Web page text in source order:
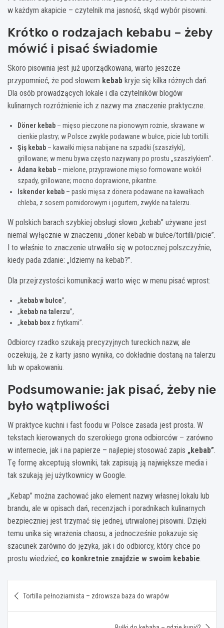
w każdym akapicie – czytelnik ma jasność, skąd wybór pisowni.
Krótko o rodzajach kebabu – żeby
mówić i pisać świadomie
Skoro pisownia jest już uporządkowana, warto jeszcze
przypomnieć, że pod słowem kebab kryje się kilka różnych dań.
Dla osób prowadzących lokale i dla czytelników blogów
kulinarnych rozróżnienie ich z nazwy ma znaczenie praktyczne.
Döner kebab – mięso pieczone na pionowym rożnie, skrawane w
cienkie plastry; w Polsce zwykle podawane w bułce, picie lub tortilli.
Şiş kebab – kawałki mięsa nabijane na szpadki (szaszłyki),
grillowane; w menu bywa często nazywany po prostu „szaszłykiem”.
Adana kebab – mielone, przyprawione mięso formowane wokół
szpady, grillowane; mocno doprawione, pikantne.
Iskender kebab – paski mięsa z dönera podawane na kawałkach
chleba, z sosem pomidorowym i jogurtem, zwykle na talerzu.
W polskich barach szybkiej obsługi słowo „kebab” używane jest
niemal wyłącznie w znaczeniu „döner kebab w bułce/tortilli/picie”.
I to właśnie to znaczenie utrwaliło się w potocznej polszczyźnie,
kiedy pada zdanie: „Idziemy na kebab?”.
Dla przejrzystości komunikacji warto więc w menu pisać wprost:
„ kebab w bułce”,
„ kebab na talerzu”,
„ kebab box z frytkami”.
Odbiorcy rzadko szukają precyzyjnych tureckich nazw, ale
oczekują, że z karty jasno wynika, co dokładnie dostaną na talerzu
lub w opakowaniu.
Podsumowanie: jak pisać, żeby nie
było wątpliwości
W praktyce kuchni i fast foodu w Polsce zasada jest prosta. W
tekstach kierowanych do szerokiego grona odbiorców – zarówno
w internecie, jak i na papierze – najlepiej stosować zapis „kebab”.
Tę formę akceptują słowniki, tak zapisują ją największe media i
tak szukają jej użytkownicy w Google.
„Kebap” można zachować jako element nazwy własnej lokalu lub
brandu, ale w opisach dań, recenzjach i poradnikach kulinarnych
bezpieczniej jest trzymać się jednej, utrwalonej pisowni. Dzięki
temu unika się wrażenia chaosu, a jednocześnie pokazuje się
szacunek zarówno do języka, jak i do odbiorcy, który chce po
prostu wiedzieć, co konkretnie znajdzie w swoim kebabie.
wpisu
Tortilla pełnoziarnista – zdrowsza baza do wrapów